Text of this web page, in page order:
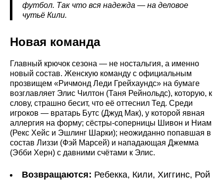
футбол. Так что вся надежда — на деловое
чутьё Кили.
Новая команда
Главный крючок сезона — не ностальгия, а именно
новый состав. Женскую команду с официальным
прозвищем «Ричмонд Леди Грейхаундс» на бумаге
возглавляет Элис Чилтон (Таня Рейнольдс), которую, к
слову, страшно бесит, что её оттеснил Тед. Среди
игроков — вратарь Бутс (Джуд Мак), у которой явная
аллергия на форму; сёстры-соперницы Шивон и Ниам
(Рекс Хейс и Эшлинг Шарки); неожиданно попавшая в
состав Лиззи (Фэй Марсей) и нападающая Джемма
(Эбби Херн) с давними счётами к Элис.
Возвращаются: Ребекка, Кили, Хиггинс, Рой